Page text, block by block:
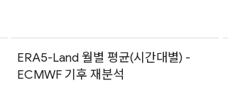
ERA5-Land 월별 평균(시간대별) -
ECMWF 기후 재분석